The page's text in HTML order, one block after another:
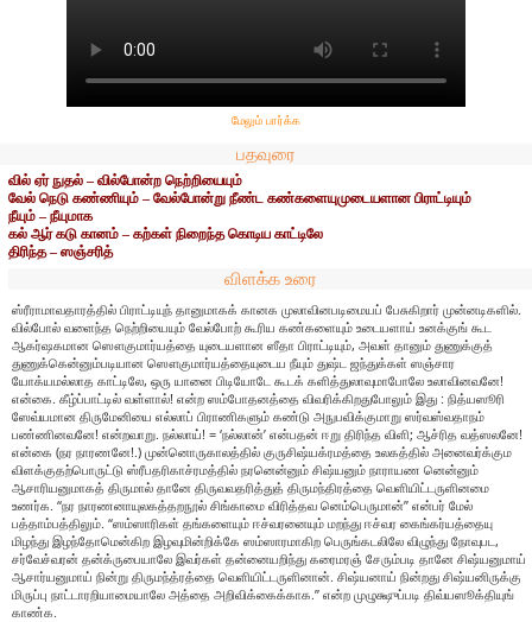
மேலும் பார்க்க
பதவுரை
வில் ஏர் நுதல் – வில்போன்ற நெற்றியையும்
வேல் நெடு கண்ணியும் – வேல்போன்று நீண்ட கண்களையுமுடையளான பிராட்டியும்
நீயும் – நீயுமாக
கல் ஆர் கடு கானம் – கற்கள் நிறைந்த கொடிய காட்டிலே
திரிந்த – ஸஞ்சரித்
விளக்க உரை
ஸ்ரீராமாவதாரத்தில் பிராட்டியுந் தானுமாகக் கானக முலாவினபடிமையப் பேசுகிறார் முன்னடிகளில்.
வில்போல் வளைந்த நெற்றியையும் வேல்போற் கூரிய கண்களையும் உடையளாய் உனக்குங் கூட
ஆகர்ஷகமான ஸௌகுமார்யத்தை யுடையளான ஸீதா பிராட்டியும், அவள் தானும் துணுக்குத்
துணுக்கென்னும்படியான ஸௌகுமார்யத்தையுடைய நீயும் துஷ்ட ஜந்துக்கள் ஸஞ்சார
யோக்யமல்லாத காட்டிலே, ஒரு யானை பிடியோடே கூடக் களித்துலாவுமாபோலே உலாவினவனே!
என்கை. கீழ்ப்பாட்டில் வள்ளால்! என்ற ஸம்போதனத்தை விவரிக்கிறதுபோலும் இது : நித்யஸூரி
ஸேவ்யமான திருமேனியை எல்லாப் பிராணிகளும் கண்டு அநுபவிக்குமாறு ஸர்வஸ்வதாநம்
பண்ணினவனே! என்றவாறு. நல்லாய்! = ‘நல்லான்’ என்பதன் ஈறு திரிந்த விளி; ஆச்ரித வத்ஸலனே!
என்கை (நர நாரணனே!.) முன்னொருகாலத்தில் குருசிஷ்யக்ரமத்தை உலகத்தில் அனைவர்க்கும
விளக்குதற்பொருட்டு ஸ்ரீபதரிகாச்ரமத்தில் நரனென்னும் சிஷ்யனும் நாராயண னென்னும்
ஆசாரியனுமாகத் திருமால் தானே திருவவதரித்துத் திருமந்திரத்தை வெளியிட்டருளினமை
உணர்க. “நர நாரணனாயுலகத்தறநூல் சிங்காமை விரித்தவ னெம்பெருமான்” என்பர் மேல்
பத்தாம்பத்திலும். “ஸம்ஸாரிகள் தங்களையும் ஈச்வரனையும் மறந்து ஈச்வர கைங்கர்யத்தையு
மிழந்து இழந்தோமென்கிற இழவுமின்றிக்கே ஸம்ஸாரமாகிற பெருங்கடலிலே விழுந்து நோவுபட,
சர்வேச்வரன் தன்க்ருபையாலே இவர்கள் தன்னையறிந்து கரைமரஞ் சேரும்படி தானே சிஷ்யனுமாய்
ஆசார்யனுமாய் நின்று திருமந்த்ரத்தை வெளியிட்டருளினான். சிஷ்யனாய் நின்றது சிஷ்யனிருக்கு
மிருப்பு நாட்டாரறியாமையாலே அத்தை அறிவிக்கைக்காக.” என்ற முழுக்ஷுப்படி திவ்யஸூக்தியுங்
காண்க.